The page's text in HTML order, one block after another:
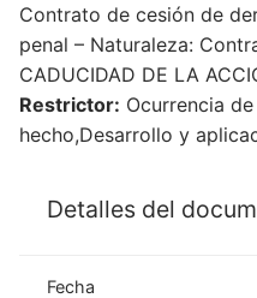
Contrato de cesión de
penal – Naturaleza:
CADUCIDAD DE LA
Restrictor: Ocurrencia
hecho,Desarrollo y
Detalles del
Fecha